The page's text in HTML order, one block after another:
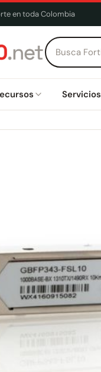
en toda Colombia
Servicios